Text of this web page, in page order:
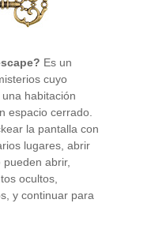
Es un
cuyo
habitación
espacio cerrado.
la pantalla con
lugares, abrir
abrir,
ocultos,
y continuar para